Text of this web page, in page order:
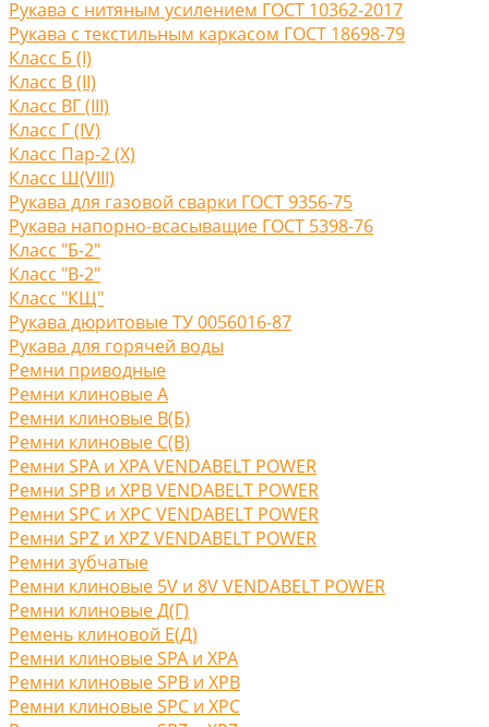
Рукава с нитяным усилением ГОСТ 10362-2017
Рукава с текстильным каркасом ГОСТ 18698-79
Класс Б (I)
Класс В (II)
Класс ВГ (III)
Класс Г (IV)
Класс Пар-2 (X)
Класс Ш(VIII)
Рукава для газовой сварки ГОСТ 9356-75
Рукава напорно-всасыващие ГОСТ 5398-76
Класс "Б-2"
Класс "В-2"
Класс "КЩ"
Рукава дюритовые ТУ 0056016-87
Рукава для горячей воды
Ремни приводные
Ремни клиновые A
Ремни клиновые В(Б)
Ремни клиновые С(B)
Ремни SPA и XPA VENDABELT POWER
Ремни SPB и XPB VENDABELT POWER
Ремни SPC и XPC VENDABELT POWER
Ремни SPZ и XPZ VENDABELT POWER
Ремни зубчатые
Ремни клиновые 5V и 8V VENDABELT POWER
Ремни клиновые Д(Г)
Ремень клиновой Е(Д)
Ремни клиновые SPA и XPA
Ремни клиновые SPB и XPB
Ремни клиновые SPC и XPC